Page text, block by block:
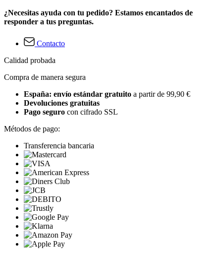
¿Necesitas ayuda con tu pedido? Estamos encantados de
responder a tus preguntas.
Contacto
Calidad probada
Compra de manera segura
España: envío estándar gratuito a partir de 99,90 €
Devoluciones gratuitas
Pago seguro con cifrado SSL
Métodos de pago:
Transferencia bancaria